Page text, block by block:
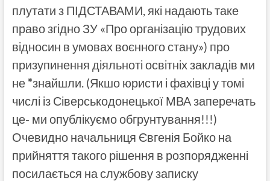
плутати з ПІДСТАВАМИ, які надають таке
право згідно ЗУ «Про організацію трудових
відносин в умовах воєнного стану») про
призупинення діяльноті освітніх закладів ми
не *знайшли. (Якшо юристи і фахівці у томі
числі із Сіверськодонецької МВА заперечать
це- ми опублікуємо обгрунтування!!!)
Очевидно начальниця Євгенія Бойко на
прийняття такого рішення в розпорядженні
посилається на службову записку